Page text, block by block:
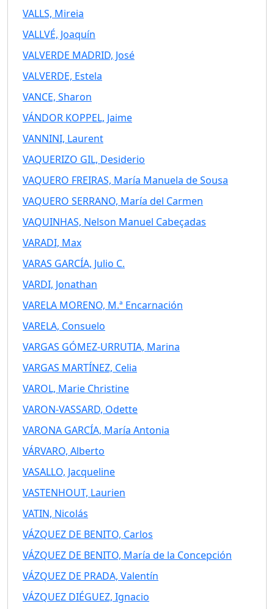
VALLS, Mireia
VALLVÉ, Joaquín
VALVERDE MADRID, José
VALVERDE, Estela
VANCE, Sharon
VÁNDOR KOPPEL, Jaime
VANNINI, Laurent
VAQUERIZO GIL, Desiderio
VAQUERO FREIRAS, María Manuela de Sousa
VAQUERO SERRANO, María del Carmen
VAQUINHAS, Nelson Manuel Cabeçadas
VARADI, Max
VARAS GARCÍA, Julio C.
VARDI, Jonathan
VARELA MORENO, M.ª Encarnación
VARELA, Consuelo
VARGAS GÓMEZ-URRUTIA, Marina
VARGAS MARTÍNEZ, Celia
VAROL, Marie Christine
VARON-VASSARD, Odette
VARONA GARCÍA, María Antonia
VÁRVARO, Alberto
VASALLO, Jacqueline
VASTENHOUT, Laurien
VATIN, Nicolás
VÁZQUEZ DE BENITO, Carlos
VÁZQUEZ DE BENITO, María de la Concepción
VÁZQUEZ DE PRADA, Valentín
VÁZQUEZ DIÉGUEZ, Ignacio